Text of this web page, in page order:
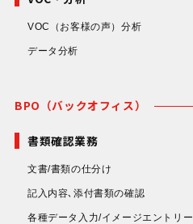
VOC（お客様の声）分析
データ分析
BPO（バックオフィス）
書類確認業務
文書/書類の仕分け
記入内容､添付書類の確認
各種データ入力/イメージエントリー